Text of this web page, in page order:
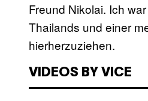
Freund Nikolai. Ich
Thailands und einer
hierherzuziehen.
VIDEOS BY VICE